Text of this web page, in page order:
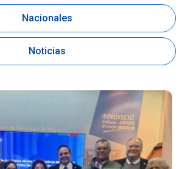
Nacionales
Noticias